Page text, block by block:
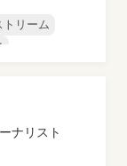
トリーム
ナリスト